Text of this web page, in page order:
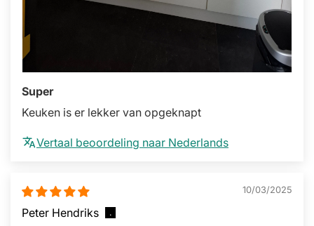
Super
Keuken is er lekker van opgeknapt
Vertaal beoordeling naar Nederlands
10/03/2025
Peter Hendriks